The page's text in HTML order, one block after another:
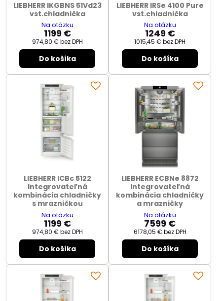
LIEBHERR IKGBNS 51Vd23
vst.chladnička
Na otázku
1199 €
974,80 € bez DPH
Do košíka
LIEBHERR IRSe 4100 Pure
vst.chladnička
Na otázku
1249 €
1015,45 € bez DPH
Do košíka
LIEBHERR ICBc 5122
Integrovateľná
kombinácia chladničky
s mrazničkou
Na otázku
1199 €
974,80 € bez DPH
Do košíka
LIEBHERR ECBNe 8872
Integrovateľná
kombinácia chladničky
a mrazničky
Na otázku
7599 €
6178,05 € bez DPH
Do košíka